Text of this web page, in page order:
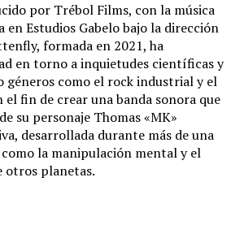
por Trébol Films, con la música
en Estudios Gabelo bajo la dirección
formada en 2021, ha
en torno a inquietudes científicas y
géneros como el rock industrial y el
fin de crear una banda sonora que
su personaje Thomas «MK»
desarrollada durante más de una
como la manipulación mental y el
otros planetas.